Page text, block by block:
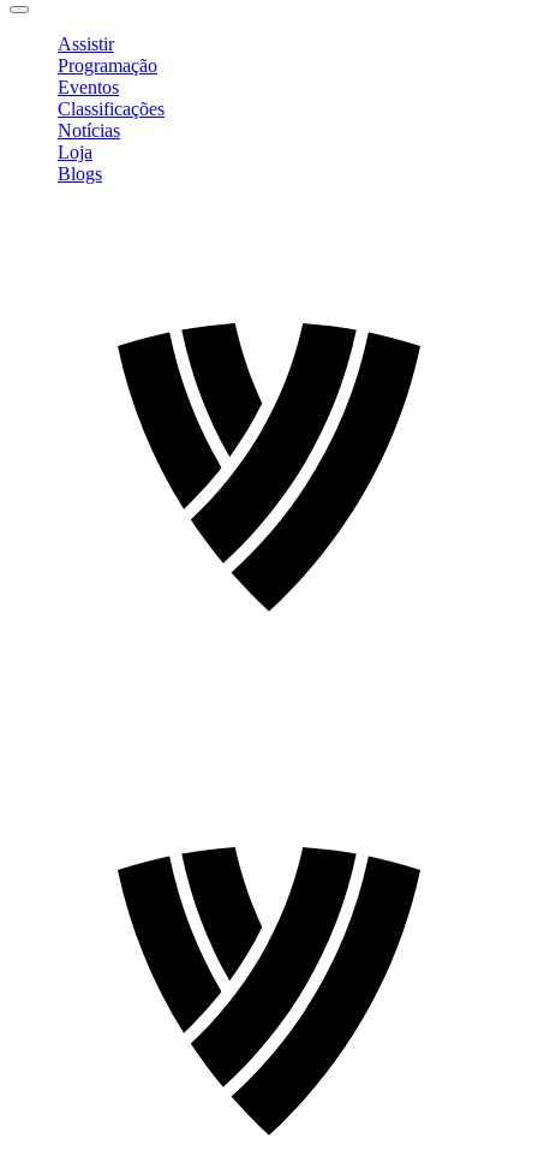
Assistir
Programação
Eventos
Classificações
Notícias
Loja
Blogs